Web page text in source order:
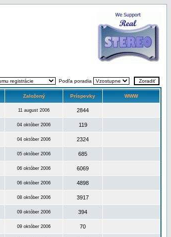
Podľa poradia
Založený Príspevky WWW
11 august 2006 2844
04 október 2006 119
04 október 2006 2324
05 október 2006 685
06 október 2006 6069
06 október 2006 4898
08 október 2006 3917
09 október 2006 394
09 október 2006 70